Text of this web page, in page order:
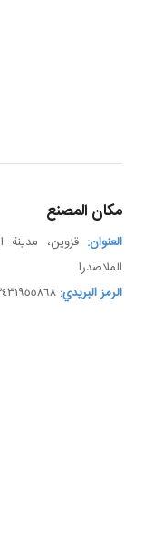
مكان المصنع
العنوان: قزوين، مدينة
الملاصدرا
الرمز البريدي: